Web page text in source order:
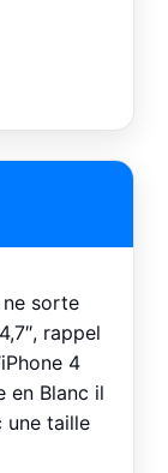
ne sorte
rappel
4
en Blanc il
une taille